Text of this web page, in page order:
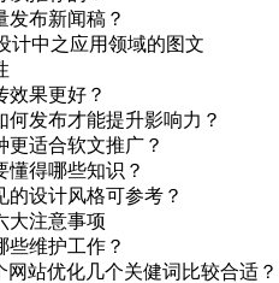
发布新闻稿？
计中之应用领域的图文
效果更好？
发布才能提升影响力？
更适合软文推广？
懂得哪些知识？
设计风格可参考？
大注意事项
些维护工作？
站优化几个关健词比较合适？